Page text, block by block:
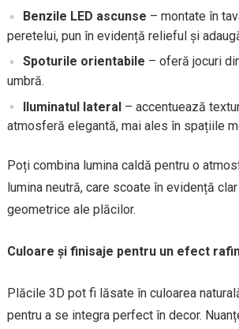
Benzile LED ascunse – montate în
peretelui, pun în evidență relieful și
Spoturile orientabile – oferă jocuri
umbră.
Iluminatul lateral– accentuează
atmosferă elegantă, mai ales în spațiile
Poți combina lumina caldă pentru o
lumina neutră, care scoate în evidență
geometrice ale plăcilor.
Culoare și finisaje pentru un efect
Plăcile 3D pot fi lăsate în culoarea
pentru a se integra perfect în decor.